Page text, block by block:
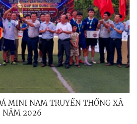
MINI NAM TRUYỀN THỐNG XÃ
NĂM 2026